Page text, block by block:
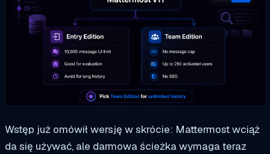
Wstęp już omówił wersję w skrócie: Mattermost wciąż
da się używać, ale darmowa ścieżka wymaga teraz